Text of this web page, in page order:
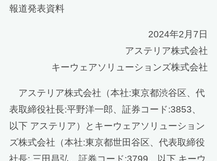
報道発表資料
2024年2月7日
アステリア株式会社
キーウェアソリューションズ株式会社
アステリア株式会社（本社:東京都渋谷区、代
表取締役社長:平野洋一郎、証券コード:3853、
以下 アステリア）とキーウェアソリューション
ズ株式会社（本社:東京都世田谷区、代表取締役
社長: 三田昌弘、証券コード:3799、以下 キーウ